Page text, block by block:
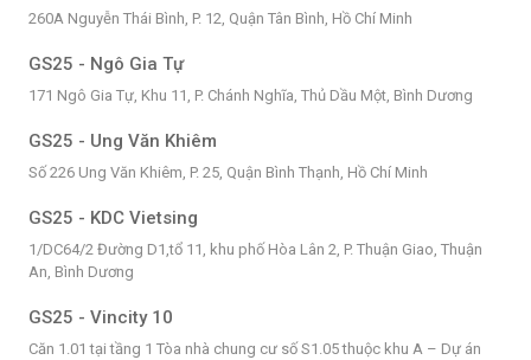
260A Nguyễn Thái Bình, P. 12, Quận Tân Bình, Hồ Chí Minh
GS25 - Ngô Gia Tự
171 Ngô Gia Tự, Khu 11, P. Chánh Nghĩa, Thủ Dầu Một, Bình Dương
GS25 - Ung Văn Khiêm
Số 226 Ung Văn Khiêm, P. 25, Quận Bình Thạnh, Hồ Chí Minh
GS25 - KDC Vietsing
1/DC64/2 Đường D1,tổ 11, khu phố Hòa Lân 2, P. Thuận Giao, Thuận
An, Bình Dương
GS25 - Vincity 10
Căn 1.01 tại tầng 1 Tòa nhà chung cư số S1.05 thuộc khu A – Dự án